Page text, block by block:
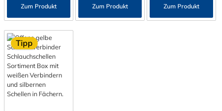
Zum Produkt Zum Produkt Zum Produkt
Tipp